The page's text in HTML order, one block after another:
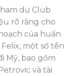
dự Club
rõ ràng cho
của huấn
một số tên
Mỹ, bao gồm
và tài